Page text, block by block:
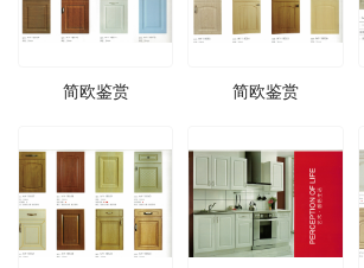
简欧鉴赏 简欧鉴赏